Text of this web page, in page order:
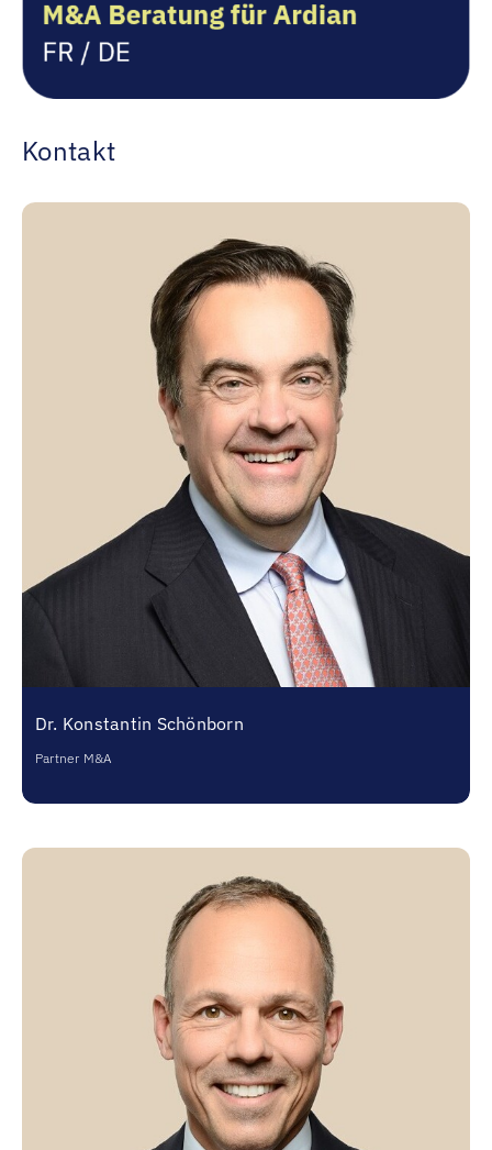
Kontakt
Dr. Konstantin Schönborn
Partner M&A